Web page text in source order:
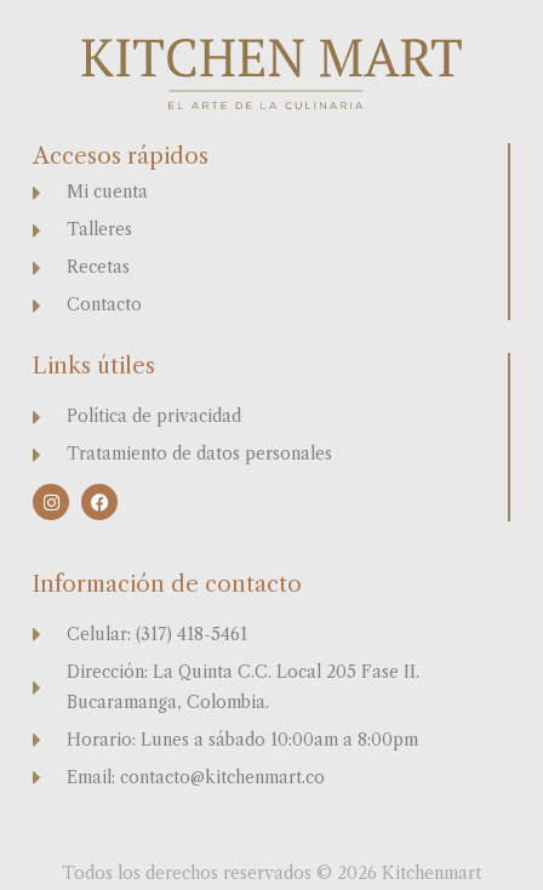
Accesos rápidos
Mi cuenta
Talleres
Recetas
Contacto
Links útiles
Política de privacidad
Tratamiento de datos personales
I
n
g
F
a
o
k
Información de contacto
Celular: (317) 418-5461
Dirección: La Quinta C.C. Local 205 Fase II.
Bucaramanga, Colombia.
Horario: Lunes a sábado 10:00am a 8:00pm
Email: contacto@kitchenmart.co
Todos los derechos reservados © 2026 Kitchenmart